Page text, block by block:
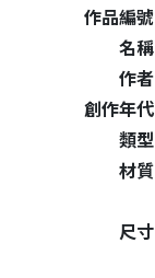
作品編號
名稱
作者
創作年代
類型
材質
尺寸